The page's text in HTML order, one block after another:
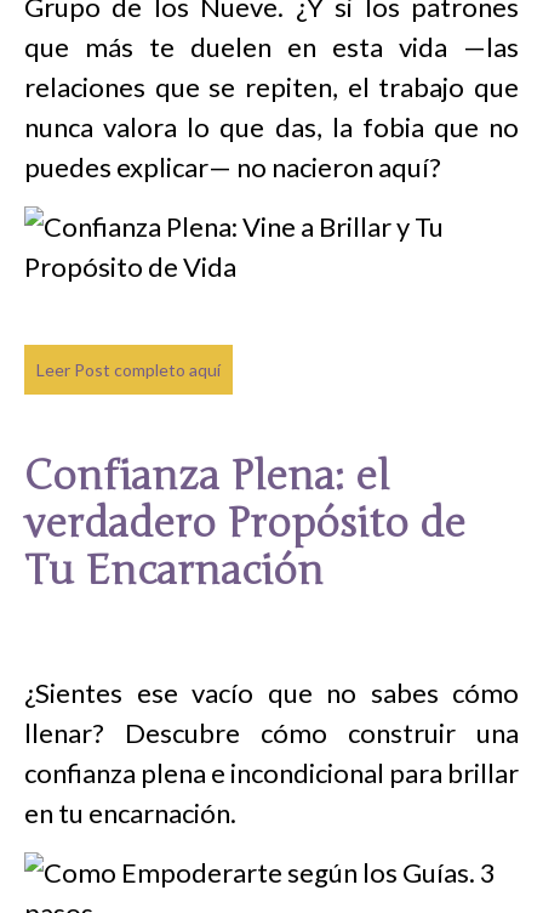
Grupo de los Nueve. ¿Y si los patrones
que más te duelen en esta vida —las
relaciones que se repiten, el trabajo que
nunca valora lo que das, la fobia que no
puedes explicar— no nacieron aquí?
Leer Post completo aquí
Confianza Plena: el
verdadero Propósito de
Tu Encarnación
¿Sientes ese vacío que no sabes cómo
llenar? Descubre cómo construir una
confianza plena e incondicional para brillar
en tu encarnación.